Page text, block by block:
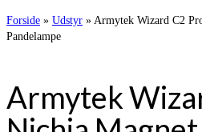
Forside » Udstyr » Armytek Wizard C2
Pandelampe
Armytek